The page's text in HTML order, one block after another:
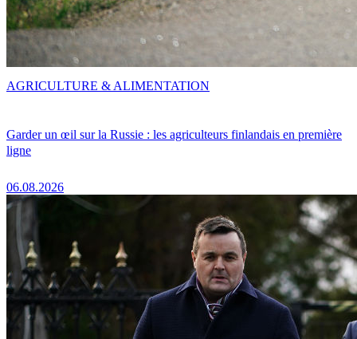
Garder un œil sur la Russie : les agriculteurs finlandais en première
ligne
06.08.2026
AGRICULTURE & ALIMENTATION